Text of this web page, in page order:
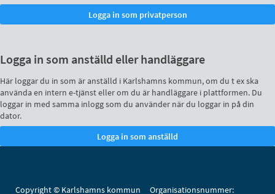
Logga in som anställd eller handläggare
Här loggar du in som är anställd i Karlshamns kommun, om du t ex ska
använda en intern e-tjänst eller om du är handläggare i plattformen. Du
loggar in med samma inlogg som du använder när du loggar in på din
dator.
Copyright © Karlshamns kommun Organisationsnummer: